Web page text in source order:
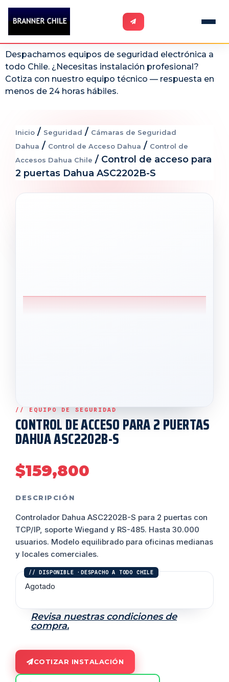
Despachamos equipos de seguridad electrónica a
todo Chile. ¿Necesitas instalación profesional?
Cotiza con nuestro equipo técnico — respuesta en
menos de 24 horas hábiles.
Inicio / Seguridad / Cámaras de Seguridad
Dahua / Control de Acceso Dahua / Control de
Accesos Dahua Chile / Control de acceso para
2 puertas Dahua ASC2202B-S
CONTROL DE ACCESO PARA 2 PUERTAS
DAHUA ASC2202B-S
$159,800
DESCRIPCIÓN
Controlador Dahua ASC2202B-S para 2 puertas con
TCP/IP, soporte Wiegand y RS-485. Hasta 30.000
usuarios. Modelo equilibrado para oficinas medianas
y locales comerciales.
Agotado
Revisa nuestras condiciones de
compra.
COTIZAR INSTALACIÓN